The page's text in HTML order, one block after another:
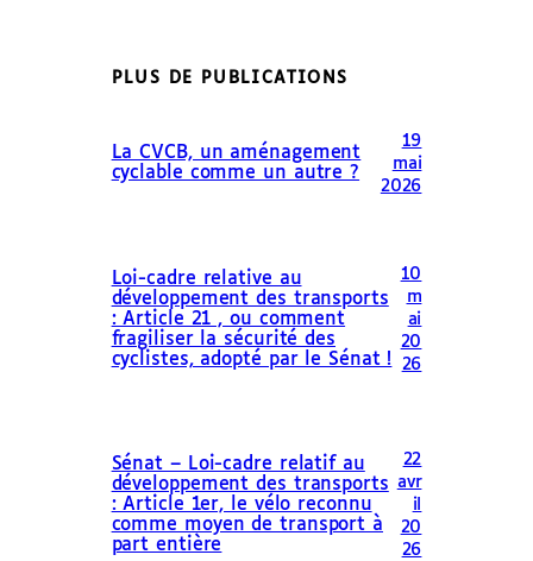
PLUS DE PUBLICATIONS
La CVCB, un aménagement
cyclable comme un autre ?
19
mai
2026
Loi-cadre relative au
développement des transports
: Article 21 , ou comment
fragiliser la sécurité des
cyclistes, adopté par le Sénat !
10
m
ai
20
26
Sénat – Loi-cadre relatif au
développement des transports
: Article 1er, le vélo reconnu
comme moyen de transport à
part entière
22
avr
il
20
26